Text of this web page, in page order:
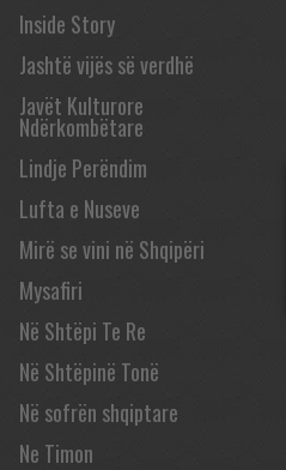
Inside Story
Jashtë vijës së verdhë
Javët Kulturore
Ndërkombëtare
Lindje Perëndim
Lufta e Nuseve
Mirë se vini në Shqipëri
Mysafiri
Në Shtëpi Te Re
Në Shtëpinë Tonë
Në sofrën shqiptare
Ne Timon